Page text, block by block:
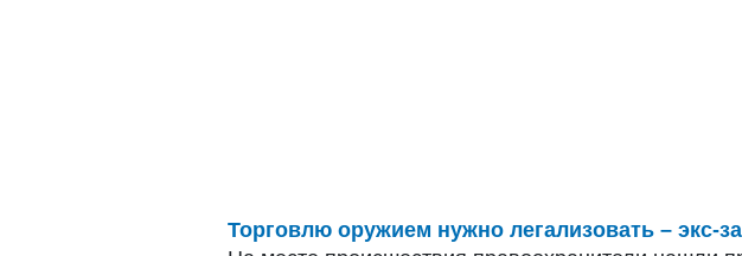
Торговлю оружием нужно легализовать – экс-